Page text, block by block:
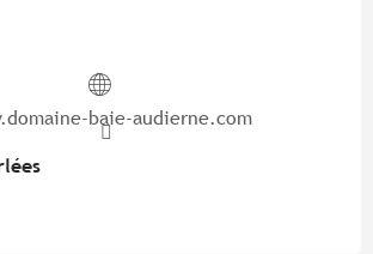
baie-audierne.com